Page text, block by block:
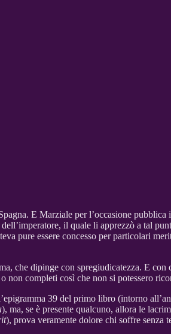
E Marziale per l’occasione pubblica
il quale li apprezzò a tal
pure essere concesso per particolari
che dipinge con spregiudicatezza. E
completi così che non si potessero
39 del primo libro (intorno
), ma, se è presente qualcuno, allora le
), prova veramente dolore chi soffre senza